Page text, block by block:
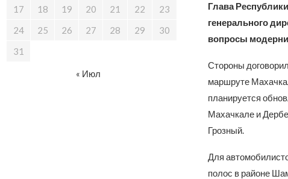
Глава
генерального
вопросы
Стороны
маршруте
планируется
Махачкале и
Грозный.
Для
полос в районе
17
18 19 20 21 22
23
24
25 26 27 28 29
30
31
« Июл